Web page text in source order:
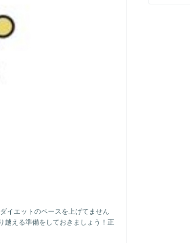
イエットのペースを上げてません
越える準備をしておきましょう！正